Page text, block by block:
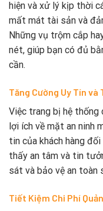
hiện và xử lý kịp thời
mất mát tài sản và
Những vụ trộm cắp
nét, giúp bạn có đủ
cần.
Tăng Cường Uy Tín và
Việc trang bị hệ thống
lợi ích về mặt an ninh
tin của khách hàng
thấy an tâm và tin
sát và bảo vệ an toàn
Tiết Kiệm Chi Phí